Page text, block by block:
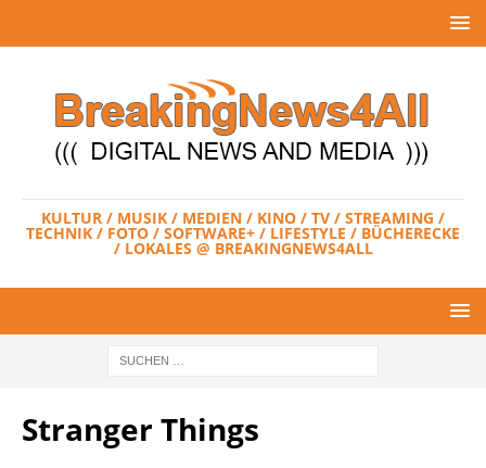
KULTUR / MUSIK / MEDIEN / KINO / TV / STREAMING /
TECHNIK / FOTO / SOFTWARE+ / LIFESTYLE / BÜCHERECKE
/ LOKALES @ BREAKINGNEWS4ALL
Stranger Things